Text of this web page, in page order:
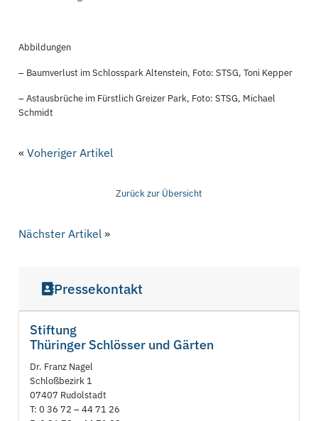
Abbildungen
– Baumverlust im Schlosspark Altenstein, Foto: STSG, Toni Kepper
– Astausbrüche im Fürstlich Greizer Park, Foto: STSG, Michael
Schmidt
«Voheriger Artikel
Zurück zur Übersicht
Nächster Artikel »
Pressekontakt
Stiftung
Thüringer Schlösser und Gärten
Dr. Franz Nagel
Schloßbezirk 1
07407 Rudolstadt
T: 0 36 72 – 44 71 26